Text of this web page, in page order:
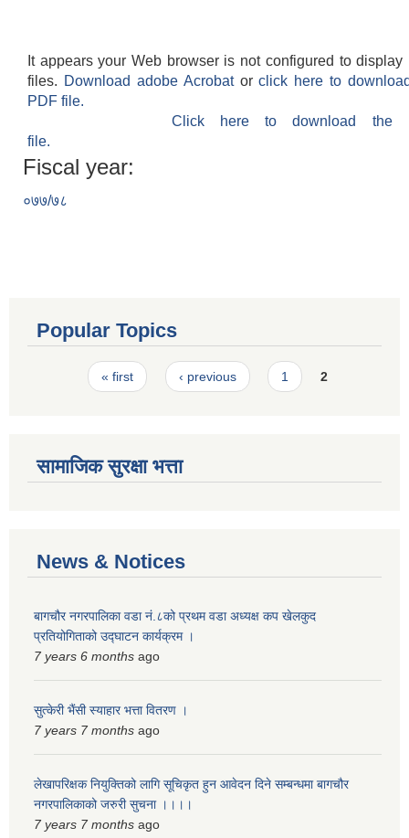
It appears your Web browser is not configured to display
files. Download adobe Acrobat orclick here to
PDF file.
Click here to download the
file.
Fiscal year:
०७७/७८
Popular Topics
Pages« first ‹ previous 1 2
सामाजिक सुरक्षा भत्ता
News & Notices
बागचौर नगरपालिका वडा नं.८को प्रथम वडा अध्यक्ष कप खेलकुद
प्रतियोगिताको उद्घाटन कार्यक्रम ।
7 years 6 months ago
सुत्केरी भैंसी स्याहार भत्ता वितरण ।
7 years 7 months ago
लेखापरिक्षक नियुक्तिको लागि सूचिकृत हुन आवेदन दिने सम्बन्धमा बागचौर
नगरपालिकाको जरुरी सुचना ।।।।
7 years 7 months ago